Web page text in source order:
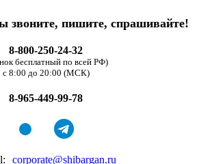
звоните, пишите, спрашивайте!
8-800-250-24-32
бесплатный по всей РФ)
с 8:00 до 20:00 (МСК)
8-965-449-99-78
corporate@shibargan.ru